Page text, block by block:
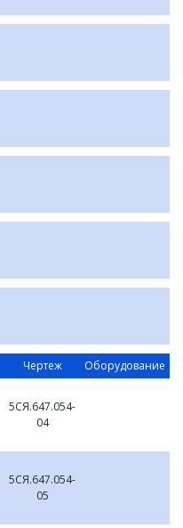
Чертеж
Оборудование
5СЯ.647.054-
04
5СЯ.647.054-
05